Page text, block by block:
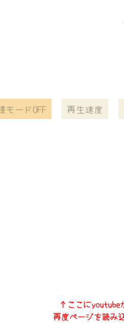
モードOFF 再生速度
↑ここにyoutube
再度ページを読み